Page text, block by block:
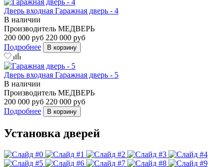
Дверь входная Гаражная дверь - 4
В наличии
Производитель МЕДВЕРЬ
200 000 руб 220 000 руб
Подробнее
В корзину
Дверь входная Гаражная дверь - 5
В наличии
Производитель МЕДВЕРЬ
200 000 руб 220 000 руб
Подробнее
В корзину
Установка дверей